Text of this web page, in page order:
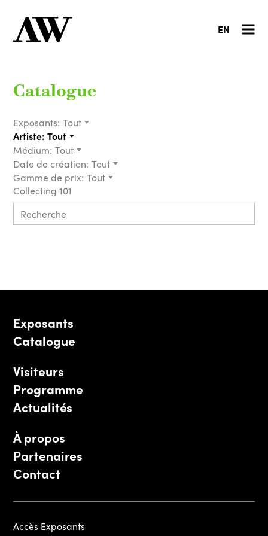
EN
Catalogue
Exposants: Tout
Artiste: Tout
Médium: Tout
Date de création: Tout
Gamme de prix: Tout
Collecting 101
Exposants
Catalogue
Visiteurs
Programme
Actualités
À propos
Partenaires
Contact
Accès Exposants